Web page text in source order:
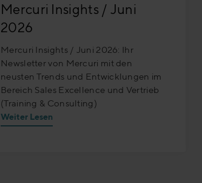
Mercuri Insights / Juni
2026
Mercuri Insights / Juni 2026: Ihr
Newsletter von Mercuri mit den
neusten Trends und Entwicklungen im
Bereich Sales Excellence und Vertrieb
(Training & Consulting)
Weiter Lesen